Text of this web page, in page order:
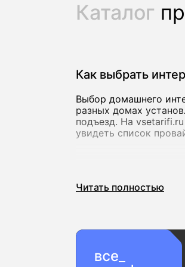
Каталог
Как выбрать
Выбор домашнего
разных домах
подъезд. На
увидеть список
Для базовых задач
000 Мбит/с, которые
Важно учитывать не
Читать полностью